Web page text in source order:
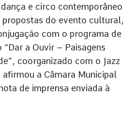
e circo contemporâneo
propostas do evento cultural,
com o programa de
a Ouvir – Paisagens
coorganizado com o Jazz
a Câmara Municipal
de imprensa enviada à